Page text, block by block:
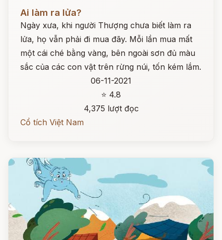
Ai làm ra lửa?
Ngày xưa, khi người Thượng chưa biết làm ra
lửa, họ vẫn phải đi mua đãy. Mỗi lần mua mất
một cái ché bằng vàng, bên ngoài sơn đủ màu
sắc của các con vật trên rừng núi, tốn kém lắm.
06-11-2021
⭐ 4.8
4,375 lượt đọc
Cổ tích Việt Nam